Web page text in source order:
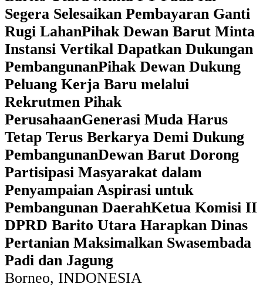
Segera Selesaikan Pembayaran Ganti
Rugi LahanPihak Dewan Barut Minta
Instansi Vertikal Dapatkan Dukungan
PembangunanPihak Dewan Dukung
Peluang Kerja Baru melalui
Rekrutmen Pihak
PerusahaanGenerasi Muda Harus
Tetap Terus Berkarya Demi Dukung
PembangunanDewan Barut Dorong
Partisipasi Masyarakat dalam
Penyampaian Aspirasi untuk
Pembangunan DaerahKetua Komisi II
DPRD Barito Utara Harapkan Dinas
Pertanian Maksimalkan Swasembada
Padi dan Jagung
Borneo, INDONESIA